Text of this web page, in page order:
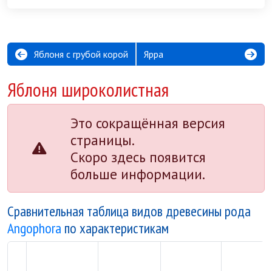
Яблоня с грубой корой Ярра
Яблоня широколистная
Это сокращённая версия
страницы.
Скоро здесь появится
больше информации.
Сравнительная таблица видов древесины рода
Angophora по характеристикам